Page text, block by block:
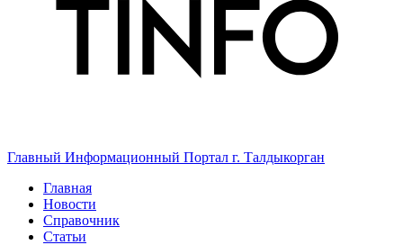
Главный Информационный Портал г. Талдыкорган
Главная
Новости
Справочник
Статьи